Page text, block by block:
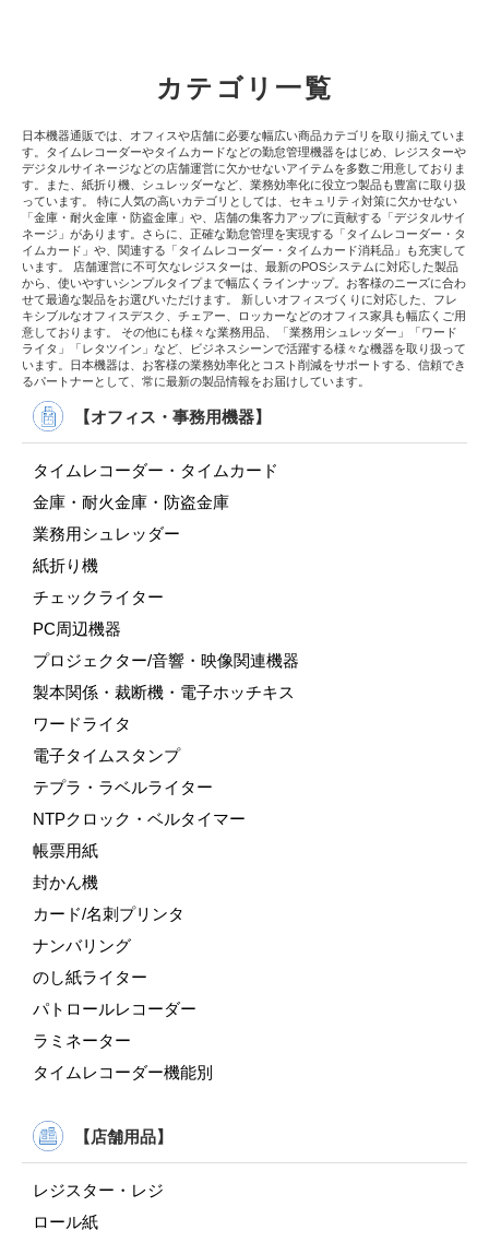
カテゴリ一覧
日本機器通販では、オフィスや店舗に必要な幅広い商品カテゴリを取り揃えていま
す。タイムレコーダーやタイムカードなどの勤怠管理機器をはじめ、レジスターや
デジタルサイネージなどの店舗運営に欠かせないアイテムを多数ご用意しておりま
す。また、紙折り機、シュレッダーなど、業務効率化に役立つ製品も豊富に取り扱
っています。 特に人気の高いカテゴリとしては、セキュリティ対策に欠かせない
「金庫・耐火金庫・防盗金庫」や、店舗の集客力アップに貢献する「デジタルサイ
ネージ」があります。さらに、正確な勤怠管理を実現する「タイムレコーダー・タ
イムカード」や、関連する「タイムレコーダー・タイムカード消耗品」も充実して
います。 店舗運営に不可欠なレジスターは、最新のPOSシステムに対応した製品
から、使いやすいシンプルタイプまで幅広くラインナップ。お客様のニーズに合わ
せて最適な製品をお選びいただけます。 新しいオフィスづくりに対応した、フレ
キシブルなオフィスデスク、チェアー、ロッカーなどのオフィス家具も幅広くご用
意しております。 その他にも様々な業務用品、「業務用シュレッダー」「ワード
ライタ」「レタツイン」など、ビジネスシーンで活躍する様々な機器を取り扱って
います。日本機器は、お客様の業務効率化とコスト削減をサポートする、信頼でき
るパートナーとして、常に最新の製品情報をお届けしています。
【オフィス・事務用機器】
タイムレコーダー・タイムカード
金庫・耐火金庫・防盗金庫
業務用シュレッダー
紙折り機
チェックライター
PC周辺機器
プロジェクター/音響・映像関連機器
製本関係・裁断機・電子ホッチキス
ワードライタ
電子タイムスタンプ
テプラ・ラベルライター
NTPクロック・ベルタイマー
帳票用紙
封かん機
カード/名刺プリンタ
ナンバリング
のし紙ライター
パトロールレコーダー
ラミネーター
タイムレコーダー機能別
【店舗用品】
レジスター・レジ
ロール紙